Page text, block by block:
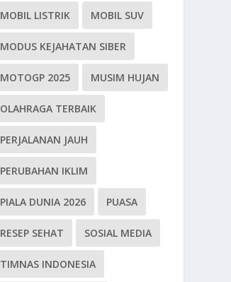
MOBIL LISTRIK MOBIL SUV
MODUS KEJAHATAN SIBER
MOTOGP 2025 MUSIM HUJAN
OLAHRAGA TERBAIK
PERJALANAN JAUH
PERUBAHAN IKLIM
PIALA DUNIA 2026 PUASA
RESEP SEHAT SOSIAL MEDIA
TIMNAS INDONESIA